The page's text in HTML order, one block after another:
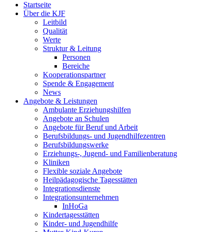
Startseite
Über die KJF
Leitbild
Qualität
Werte
Struktur & Leitung
Personen
Bereiche
Kooperationspartner
Spende & Engagement
News
Angebote & Leistungen
Ambulante Erziehungshilfen
Angebote an Schulen
Angebote für Beruf und Arbeit
Berufsbildungs- und Jugendhilfezentren
Berufsbildungswerke
Erziehungs-, Jugend- und Familienberatung
Kliniken
Flexible soziale Angebote
Heilpädagogische Tagesstätten
Integrationsdienste
Integrationsunternehmen
InHoGa
Kindertagesstätten
Kinder- und Jugendhilfe